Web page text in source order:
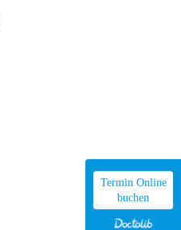
Termin Online
buchen